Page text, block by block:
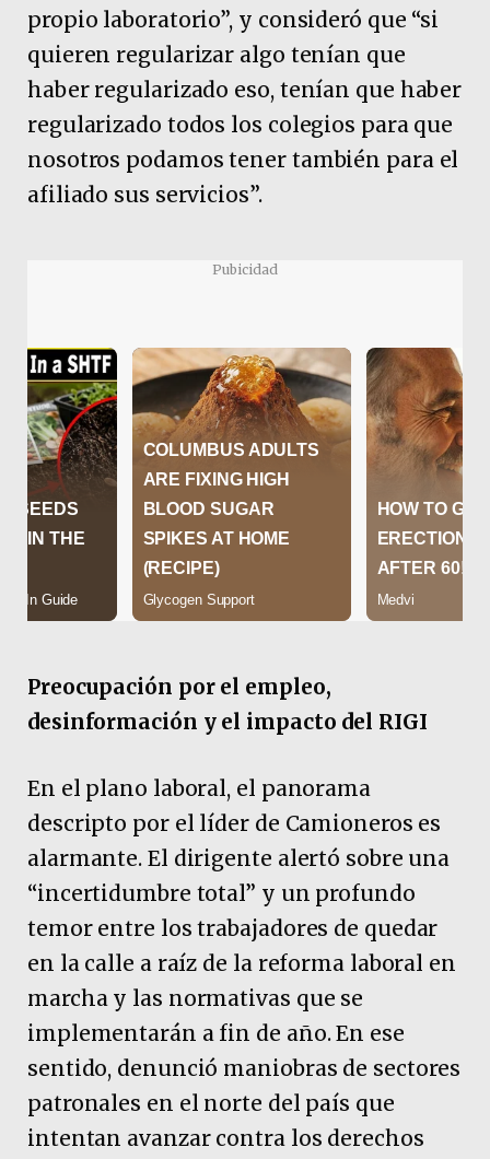
propio laboratorio”, y consideró que “si
quieren regularizar algo tenían que
haber regularizado eso, tenían que haber
regularizado todos los colegios para que
nosotros podamos tener también para el
afiliado sus servicios”.
Pubicidad
Preocupación por el empleo,
desinformación y el impacto del RIGI
En el plano laboral, el panorama
descripto por el líder de Camioneros es
alarmante. El dirigente alertó sobre una
“incertidumbre total” y un profundo
temor entre los trabajadores de quedar
en la calle a raíz de la reforma laboral en
marcha y las normativas que se
implementarán a fin de año. En ese
sentido, denunció maniobras de sectores
patronales en el norte del país que
intentan avanzar contra los derechos